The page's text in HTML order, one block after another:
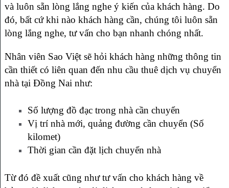
và luôn sẵn lòng lắng nghe ý kiến của khách hàng. Do
đó, bất cứ khi nào khách hàng cần, chúng tôi luôn sẵn
lòng lắng nghe, tư vấn cho bạn nhanh chóng nhất.
Nhân viên Sao Việt sẽ hỏi khách hàng những thông tin
cần thiết có liên quan đến nhu cầu thuê dịch vụ chuyển
nhà tại Đồng Nai như:
Số lượng đồ đạc trong nhà cần chuyển
Vị trí nhà mới, quảng đường cần chuyển (Số
kilomet)
Thời gian cần đặt lịch chuyển nhà
Từ đó đề xuất cũng như tư vấn cho khách hàng về